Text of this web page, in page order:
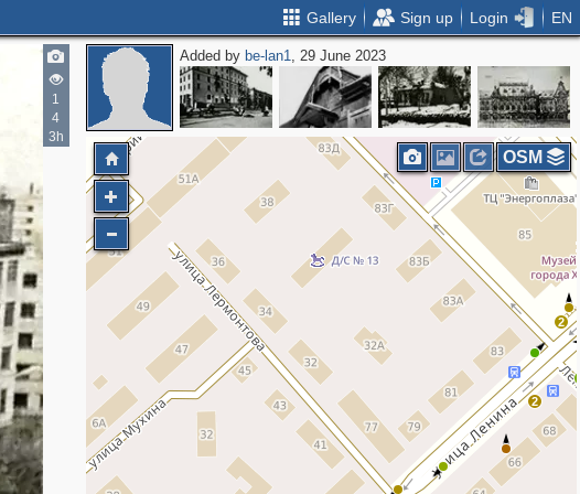
Gallery Sign up Login EN
1
4
3h
Added by be-lan1, 29 June 2023
2
2
OSM